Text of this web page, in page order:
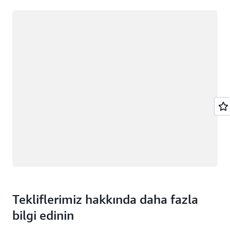
Tekliflerimiz hakkında daha fazla
bilgi edinin